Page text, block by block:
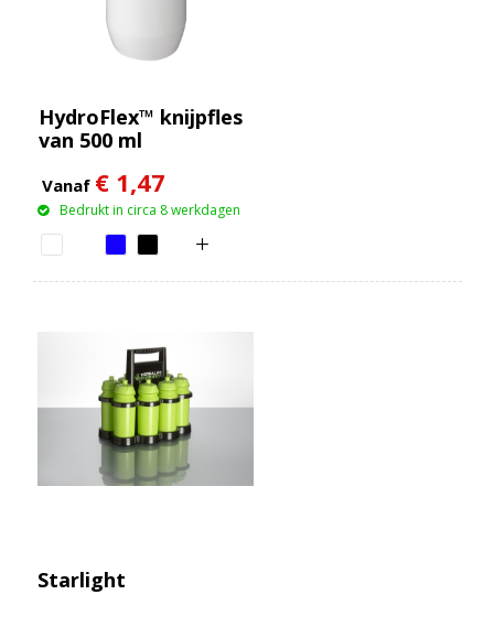
HydroFlex™ knijpfles
van 500 ml
Vanaf € 1,47
Bedrukt in circa 8 werkdagen
Starlight